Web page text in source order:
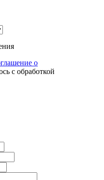
о
с обработкой